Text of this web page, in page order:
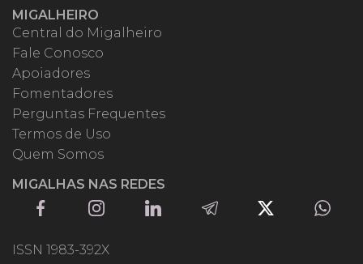
MIGALHEIRO
Central do Migalheiro
Fale Conosco
Apoiadores
Fomentadores
Perguntas Frequentes
Termos de Uso
Quem Somos
MIGALHAS NAS REDES
ISSN 1983-392X